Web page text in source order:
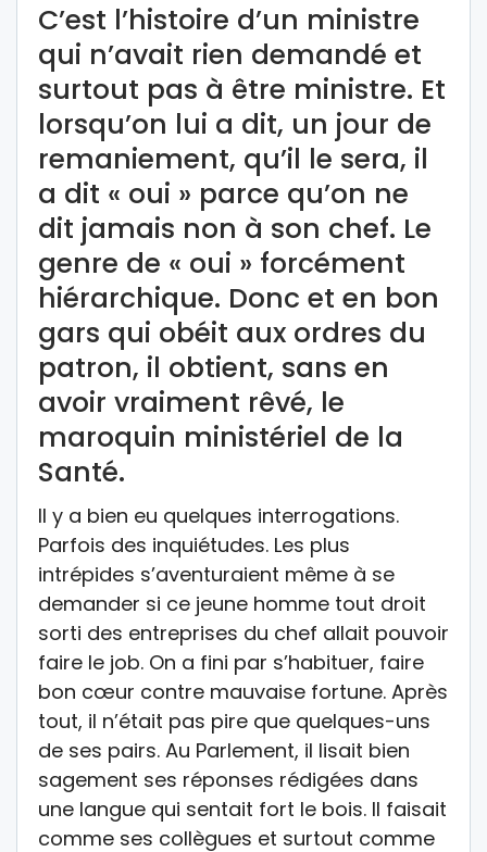
C’est l’histoire d’un ministre
qui n’avait rien demandé et
surtout pas à être ministre. Et
lorsqu’on lui a dit, un jour de
remaniement, qu’il le sera, il
a dit « oui » parce qu’on ne
dit jamais non à son chef. Le
genre de « oui » forcément
hiérarchique. Donc et en bon
gars qui obéit aux ordres du
patron, il obtient, sans en
avoir vraiment rêvé, le
maroquin ministériel de la
Santé.
Il y a bien eu quelques interrogations.
Parfois des inquiétudes. Les plus
intrépides s’aventuraient même à se
demander si ce jeune homme tout droit
sorti des entreprises du chef allait pouvoir
faire le job. On a fini par s’habituer, faire
bon cœur contre mauvaise fortune. Après
tout, il n’était pas pire que quelques-uns
de ses pairs. Au Parlement, il lisait bien
sagement ses réponses rédigées dans
une langue qui sentait fort le bois. Il faisait
comme ses collègues et surtout comme